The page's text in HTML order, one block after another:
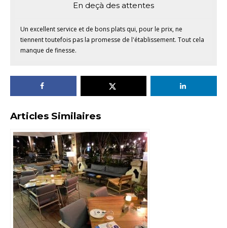
En deçà des attentes
Un excellent service et de bons plats qui, pour le prix, ne
tiennent toutefois pas la promesse de l'établissement. Tout cela
manque de finesse.
Articles Similaires